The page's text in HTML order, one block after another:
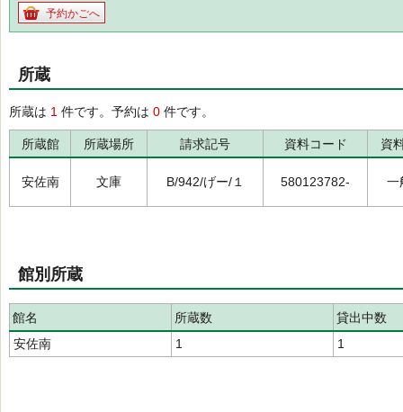
予約かごへ
所蔵
所蔵は 1 件です。予約は 0 件です。
所蔵館 所蔵場所 請求記号 資料コード 資
安佐南 文庫 B/942/げー/１ 580123782- 一
館別所蔵
館名 所蔵数
貸出中数
安佐南
1 1